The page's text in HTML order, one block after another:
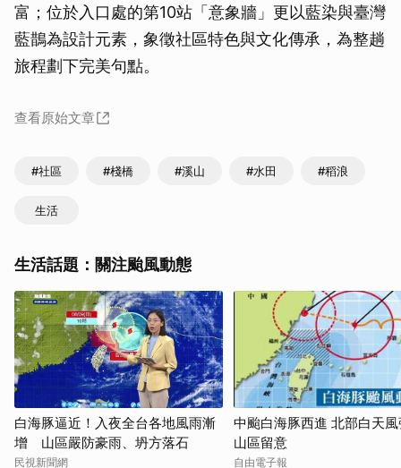
富；位於入口處的第10站「意象牆」更以藍染與臺灣
藍鵲為設計元素，象徵社區特色與文化傳承，為整趟
旅程劃下完美句點。
查看原始文章
#社區 #棧橋 #溪山 #水田 #稻浪
生活
生活話題：關注颱風動態
白海豚逼近！入夜全台各地風雨漸
增 山區嚴防豪雨、坍方落石
民視新聞網
中颱白海豚西進 北部白天
山區留意
自由電子報